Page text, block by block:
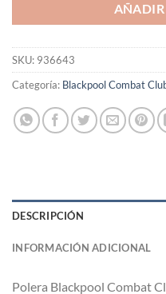
SKU: 936643
Categoría: Blackpool Combat
DESCRIPCIÓN
INFORMACIÓN ADICIONAL
Polera Blackpool Combat